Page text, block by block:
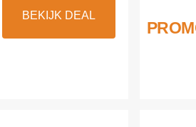
BEKIJK DEAL